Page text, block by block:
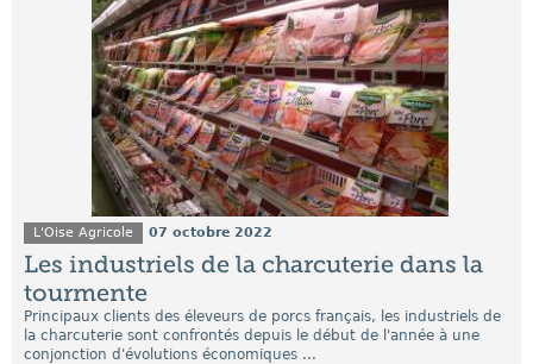
L'Oise Agricole 07 octobre 2022
Les industriels de la charcuterie dans la
tourmente
Principaux clients des éleveurs de porcs français, les industriels de
la charcuterie sont confrontés depuis le début de l'année à une
conjonction d'évolutions économiques ...